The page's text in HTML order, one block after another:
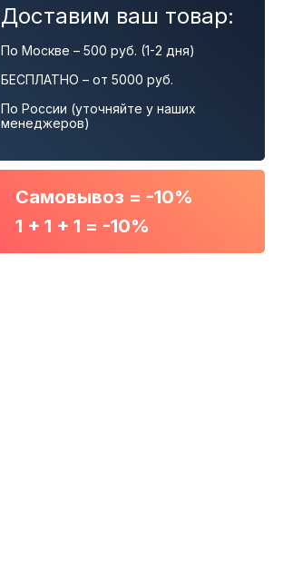
Доставим ваш товар:
По Москве – 500 руб. (1-2 дня)
БЕСПЛАТНО – от 5000 руб.
По России (уточняйте у наших
менеджеров)
Самовывоз = -10%
1 + 1 + 1 = -10%